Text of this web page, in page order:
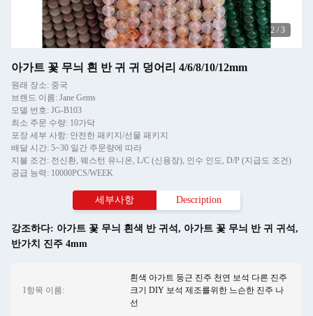
2 / 3
아가트 꽃 무늬 흰 반 귀 귀 덩어리 4/6/8/10/12mm
원래 장소: 중국
브랜드 이름: Jane Gems
모델 번호: JG-B103
최소 주문 수량: 10가닥
포장 세부 사항: 안전한 패키지/선물 패키지
배달 시간: 5~30 일간 주문량에 따라
지불 조건: 전신환, 웨스턴 유니온, L/C (신용장), 인수 인도, D/P (지급도 조건)
공급 능력: 10000PCS/WEEK
세부사항 Description
강조하다: 아가트 꽃 무늬 흰색 반 귀석 , 아가트 꽃 무늬 반 귀 귀석 ,
반가치 진주 4mm
1항목 이름:
흰색 아가트 둥근 진주 천연 보석 다른 진주
크기 DIY 보석 제조를위한 느슨한 진주 나
선